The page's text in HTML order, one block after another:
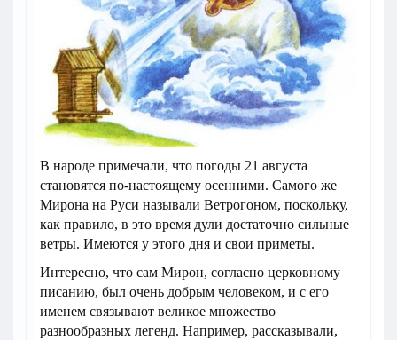
В народе примечали, что погоды 21 августа
становятся по-настоящему осенними. Самого же
Мирона на Руси называли Ветрогоном, поскольку,
как правило, в это время дули достаточно сильные
ветры. Имеются у этого дня и свои приметы.
Интересно, что сам Мирон, согласно церковному
писанию, был очень добрым человеком, и с его
именем связывают великое множество
разнообразных легенд. Например, рассказывали,